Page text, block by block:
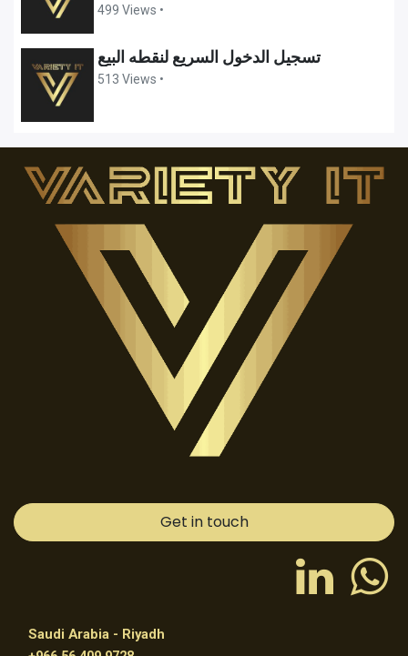
499 Views •
تسجيل الدخول السريع لنقطه البيع
513 Views •
Get in touch
Saudi Arabia - Riyadh